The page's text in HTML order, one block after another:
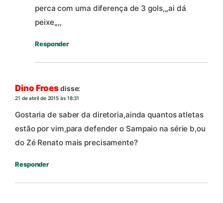
perca com uma diferença de 3 gols,,,ai dá
peixe,,,,
Responder
Dino Froesdisse:
21 de abril de 2015 às 18:31
Gostaria de saber da diretoria,ainda quantos atletas
estão por vim,para defender o Sampaio na série b,ou
do Zé Renato mais precisamente?
Responder